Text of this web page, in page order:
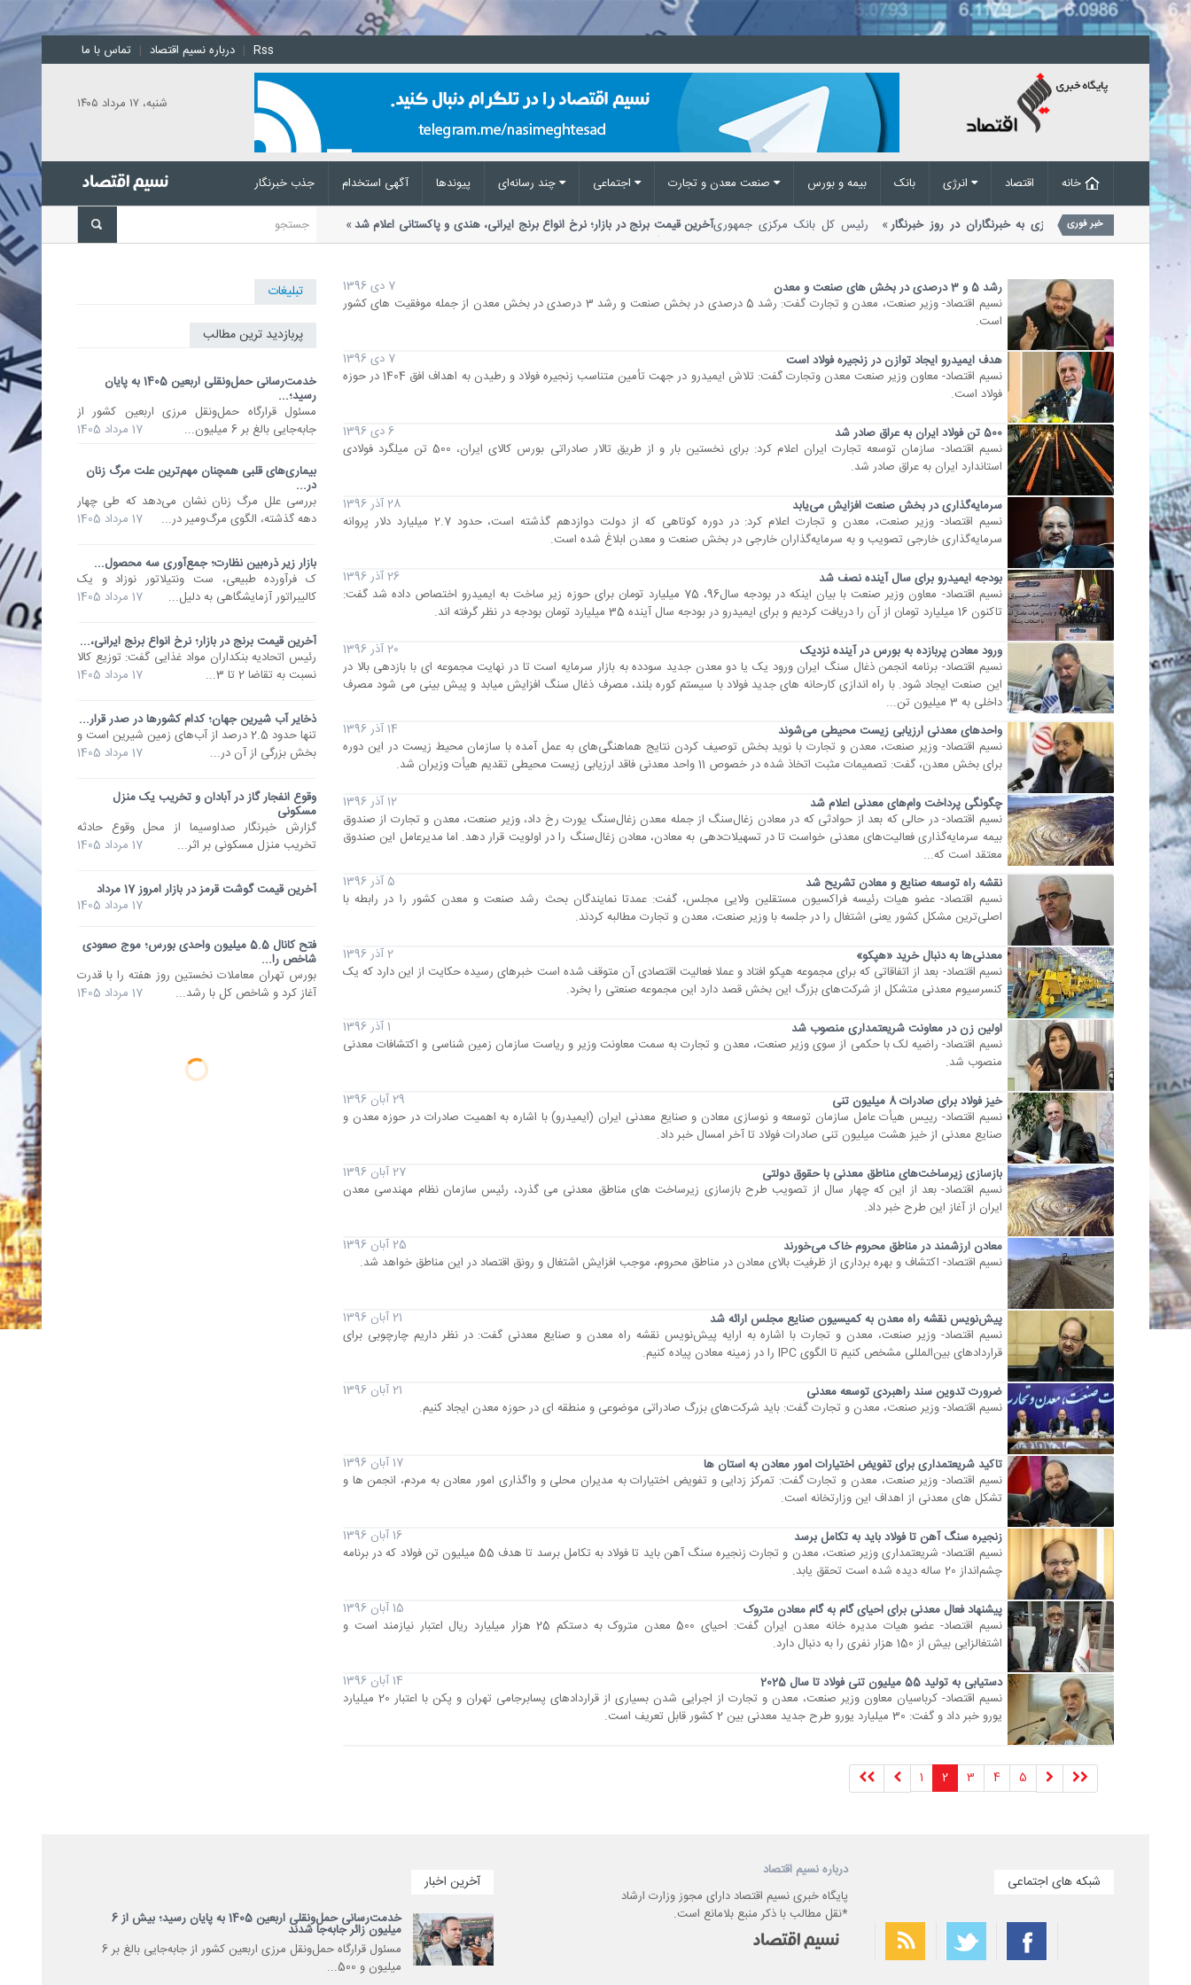
تماس با ما | درباره نسیم اقتصاد | Rss
شنبه، ۱۷ مرداد ۱۴۰۵
جذب خبرنگار آگهی استخدام پیوند‌ها بیمه و بورس بانک اقتصاد
خبر فوری آخرین قیمت برنج در بازار؛ نرخ انواع برنج ایرانی، هندی و پاکستانی اعلام شد
رئیس اتحادیه بنکداران
مواد غذایی گفت: توزیع کالا نسبت به تقاضا 2...
تبریک ویژه رئیس کل بانک مرکزی به خبرنگاران در روز خبرنگار
رئیس کل بانک مرکزی جمهوری
اسلامی ایران در پیامی به مناسبت هفدهم...
تبلیغات
پربازدید ترین مطالب
خدمت‌رسانی حمل‌ونقلی اربعین 1405 به پایان
رسید؛...
مسئول قرارگاه حمل‌ونقل مرزی اربعین کشور از
جابه‌جایی بالغ بر 6 میلیون...
17 مرداد 1405
بیماری‌های قلبی همچنان مهم‌ترین علت مرگ زنان
در...
بررسی علل مرگ زنان نشان می‌دهد که طی چهار
دهه گذشته، الگوی مرگ‌ومیر در...
17 مرداد 1405
بازار زیر ذره‌بین نظارت؛ جمع‌آوری سه محصول...
ک فرآورده طبیعی، ست ونتیلاتور نوزاد و یک
کالیبراتور آزمایشگاهی به دلیل...
17 مرداد 1405
آخرین قیمت برنج در بازار؛ نرخ انواع برنج ایرانی،...
رئیس اتحادیه بنکداران مواد غذایی گفت: توزیع کالا
نسبت به تقاضا 2 تا 3...
17 مرداد 1405
ذخایر آب شیرین جهان؛ کدام کشورها در صدر قرار...
تنها حدود 2.5 درصد از آب‌های زمین شیرین است و
بخش بزرگی از آن در...
17 مرداد 1405
وقوع انفجار گاز در آبادان و تخریب یک منزل
مسکونی
گزارش خبرنگار صداوسیما از محل وقوع حادثه‌
تخریب منزل مسکونی بر اثر...
17 مرداد 1405
آخرین قیمت گوشت قرمز در بازار امروز 17 مرداد
17 مرداد 1405
فتح کانال 5.5 میلیون واحدی بورس؛ موج صعودی
شاخص را...
بورس تهران معاملات نخستین روز هفته را با قدرت
آغاز کرد و شاخص کل با رشد...
17 مرداد 1405
رشد 5 و 3 درصدی در بخش های صنعت و معدن
7 دی 1396
نسیم اقتصاد- وزیر صنعت، معدن و تجارت گفت: رشد 5 درصدی در بخش صنعت و رشد 3 درصدی در بخش معدن از جمله موفقیت های کشور
است.
هدف ایمیدرو ایجاد توازن در زنجیره فولاد است
7 دی 1396
نسیم اقتصاد- معاون وزیر صنعت معدن وتجارت گفت: تلاش ایمیدرو در جهت تأمین متناسب زنجیره فولاد و رطیدن به اهداف افق 1404 در حوزه
فولاد است.
500 تن فولاد ایران به عراق صادر شد
6 دی 1396
نسیم اقتصاد- سازمان توسعه تجارت ایران اعلام کرد: برای نخستین بار و از طریق تالار صادراتی بورس کالای ایران، 500 تن میلگرد فولادی
استاندارد ایران به عراق صادر شد.
سرمایه‌گذاری در بخش صنعت افزایش می‌یابد
28 آذر 1396
نسیم اقتصاد- وزیر صنعت، معدن و تجارت اعلام کرد: در دوره کوتاهی که از دولت دوازدهم گذشته است، حدود 2.7 میلیارد دلار پروانه
سرمایه‌گذاری خارجی تصویب و به سرمایه‌گذاران خارجی در بخش صنعت و معدن ابلاغ شده است.
بودجه ایمیدرو برای سال آینده نصف شد
26 آذر 1396
نسیم اقتصاد- معاون وزیر صنعت با بیان اینکه در بودجه سال96، 75 میلیارد تومان برای حوزه زیر ساخت به ایمیدرو اختصاص داده شد گفت:
تاکنون 16 میلیارد تومان از آن را دریافت کردیم و برای ایمیدرو در بودجه سال آینده 35 میلیارد تومان بودجه در نظر گرفته اند.
ورود معادن پربازده به بورس در آینده نزدیک
20 آذر 1396
نسیم اقتصاد- برنامه انجمن ذغال سنگ ایران ورود یک یا دو معدن جدید سودده به بازار سرمایه است تا در نهایت مجموعه ای با بازدهی بالا در
این صنعت ایجاد شود. با راه اندازی کارحانه های جدید فولاد با سیستم کوره بلند، مصرف ذغال سنگ افزایش میابد و پیش بینی می شود مصرف
داخلی به 3 میلیون تن...
واحدهای معدنی ارزیابی زیست محیطی می‌شوند
14 آذر 1396
نسیم اقتصاد- وزیر صنعت، معدن و تجارت با نوید بخش توصیف کردن نتایج هماهنگی‌های به عمل آمده با سازمان محیط زیست در این دوره
برای بخش معدن، گفت: تصمیمات مثبت اتخاذ شده در خصوص 11 واحد معدنی فاقد ارزیابی زیست محیطی تقدیم هیأت وزیران شد.
چگونگی پرداخت وام‌های معدنی اعلام شد
12 آذر 1396
نسیم اقتصاد- در حالی که بعد از حوادثی که در معادن زغال‌سنگ از جمله معدن زغال‌سنگ یورت رخ داد، وزیر صنعت، معدن و تجارت از صندوق
بیمه سرمایه‌گذاری‌ فعالیت‌های معدنی خواست تا در تسهیلات‌دهی به معادن، معادن زغال‌سنگ را در اولویت قرار دهد. اما مدیرعامل این صندوق
معتقد است که...
نقشه راه توسعه صنایع و معادن تشریح شد
5 آذر 1396
نسیم اقتصاد- عضو هیات رئیسه فراکسیون مستقلین ولایی مجلس، گفت: عمدتا نمایندگان بحث رشد صنعت و معدن کشور را در رابطه با
اصلی‌ترین مشکل کشور یعنی اشتغال را در جلسه با وزیر صنعت، معدن و تجارت مطالبه کردند.
معدنی‌ها به دنبال خرید «هپکو»
2 آذر 1396
نسیم اقتصاد- بعد از اتفاقاتی که برای مجموعه هپکو افتاد و عملا فعالیت اقتصادی آن متوقف شده است خبرهای رسیده حکایت از این دارد که یک
کنسرسیوم معدنی متشکل از شرکت‌های بزرگ این بخش قصد دارد این مجموعه صنعتی را بخرد.
اولین زن در معاونت شریعتمداری منصوب شد
1 آذر 1396
نسیم اقتصاد- راضیه لک با حکمی از سوی وزیر صنعت، معدن و تجارت به سمت معاونت وزیر و ریاست سازمان زمین شناسی و اکتشافات معدنی
منصوب شد.
خیز فولاد برای صادرات 8 میلیون تنی
29 آبان 1396
نسیم اقتصاد- رییس هیأت عامل سازمان توسعه و نوسازی معادن و صنایع معدنی ایران (ایمیدرو) با اشاره به اهمیت صادرات در حوزه معدن و
صنایع معدنی از خیز هشت میلیون تنی صادرات فولاد تا آخر امسال خبر داد.
بازسازی زیرساخت‌های مناطق معدنی با حقوق دولتی
27 آبان 1396
نسیم اقتصاد- بعد از این که چهار سال از تصویب طرح بازسازی زیرساخت های مناطق معدنی می گذرد، رئیس سازمان نظام مهندسی معدن
ایران از آغاز این طرح خبر داد.
معادن ارزشمند در مناطق محروم خاک می‌خورند
25 آبان 1396
نسیم اقتصاد- اکتشاف و بهره برداری از ظرفیت بالای معادن در مناطق محروم، موجب افزایش اشتغال و رونق اقتصاد در این مناطق خواهد شد.
پیش‌نویس نقشه راه معدن به کمیسیون صنایع مجلس ارائه شد
21 آبان 1396
نسیم اقتصاد- وزیر صنعت، معدن و تجارت با اشاره به ارایه پیش‌نویس نقشه راه معدن و صنایع معدنی گفت: در نظر داریم چارچوبی برای
قراردادهای بین‌المللی مشخص کنیم تا الگوی IPC را در زمینه معادن پیاده کنیم.
ضرورت تدوین سند راهبردی توسعه معدنی
21 آبان 1396
نسیم اقتصاد- وزیر صنعت، معدن و تجارت گفت: باید شرکت‌های بزرگ صادراتی موضوعی و منطقه ای در حوزه معدن ایجاد کنیم.
تاکید شریعتمداری برای تفویض اختیارات امور معادن به استان ها
17 آبان 1396
نسیم اقتصاد- وزیر صنعت، معدن و تجارت گفت: تمرکز زدایی و تفویض اختیارات به مدیران محلی و واگذاری امور معادن به مردم، انجمن ها و
تشکل های معدنی از اهداف این وزارتخانه است.
زنجیره سنگ آهن تا فولاد باید به تکامل برسد
16 آبان 1396
نسیم اقتصاد- شریعتمداری وزیر صنعت، معدن و تجارت زنجیره سنگ آهن باید تا فولاد به تکامل برسد تا هدف 55 میلیون تن فولاد که در برنامه
چشم‌انداز 20 ساله دیده شده است تحقق یابد.
پیشنهاد فعال معدنی برای احیای گام به گام معادن متروک
15 آبان 1396
نسیم اقتصاد- عضو هیات مدیره خانه معدن ایران گفت: احیای 500 معدن متروک به دستکم 25 هزار میلیارد ریال اعتبار نیازمند است و
اشتغالزایی بیش از 150 هزار نفری را به دنبال دارد.
دستیابی به تولید 55 میلیون تنی فولاد تا سال 2025
14 آبان 1396
نسیم اقتصاد- کرباسیان معاون وزیر صنعت، معدن و تجارت از اجرایی شدن بسیاری از قراردادهای پسابرجامی تهران و پکن با اعتبار 20 میلیارد
یورو خبر داد و گفت: 30 میلیارد یورو طرح جدید معدنی بین 2 کشور قابل تعریف است.
1 2 3 4 5
آخرین اخبار
خدمت‌رسانی حمل‌ونقلی اربعین 1405 به پایان رسید؛ بیش از 6
میلیون زائر جابه‌جا شدند
مسئول قرارگاه حمل‌ونقل مرزی اربعین کشور از جابه‌جایی بالغ بر 6
میلیون و 500...
درباره نسیم اقتصاد
پایگاه خبری نسیم اقتصاد دارای مجوز وزارت ارشاد
*نقل مطالب با ذکر منبع بلامانع است.
شبکه های اجتماعی